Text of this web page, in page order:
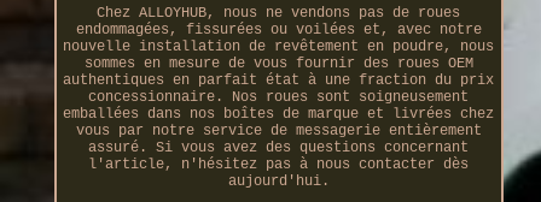
Chez ALLOYHUB, nous ne vendons pas de roues
endommagées, fissurées ou voilées et, avec notre
nouvelle installation de revêtement en poudre, nous
sommes en mesure de vous fournir des roues OEM
authentiques en parfait état à une fraction du prix
concessionnaire. Nos roues sont soigneusement
emballées dans nos boîtes de marque et livrées chez
vous par notre service de messagerie entièrement
assuré. Si vous avez des questions concernant
l'article, n'hésitez pas à nous contacter dès
aujourd'hui.